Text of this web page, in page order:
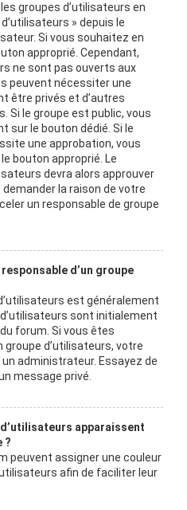
groupes d’utilisateurs en
» depuis le
Si vous souhaitez en
approprié. Cependant,
ne sont pas ouverts aux
peuvent nécessiter une
être privés et d’autres
Si le groupe est public, vous
sur le bouton dédié. Si le
une approbation, vous
bouton approprié. Le
devra alors approuver
la raison de votre
un responsable de groupe
d’un groupe
est généralement
sont initialement
forum. Si vous êtes
groupe d’utilisateurs, votre
administrateur. Essayez de
message privé.
apparaissent
?
peuvent assigner une couleur
afin de faciliter leur